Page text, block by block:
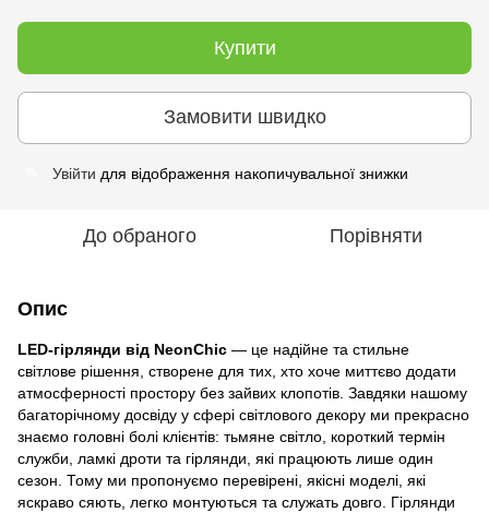
Купити
Замовити швидко
Увійти для відображення накопичувальної знижки
До обраного Порівняти
Опис
LED-гірлянди від NeonChic — це надійне та стильне
світлове рішення, створене для тих, хто хоче миттєво додати
атмосферності простору без зайвих клопотів. Завдяки нашому
багаторічному досвіду у сфері світлового декору ми прекрасно
знаємо головні болі клієнтів: тьмяне світло, короткий термін
служби, ламкі дроти та гірлянди, які працюють лише один
сезон. Тому ми пропонуємо перевірені, якісні моделі, які
яскраво сяють, легко монтуються та служать довго. Гірлянди